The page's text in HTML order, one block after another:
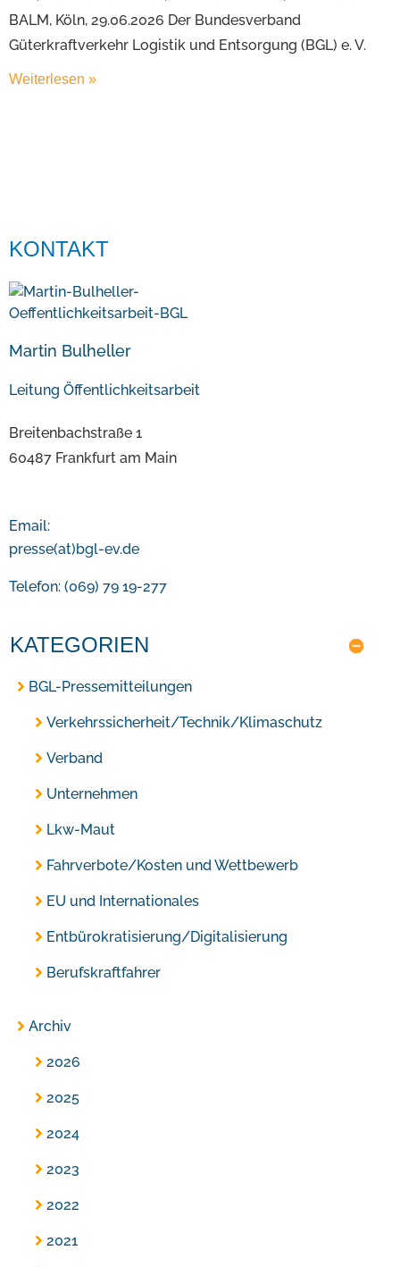
BALM, Köln, 29.06.2026 Der Bundesverband
Güterkraftverkehr Logistik und Entsorgung (BGL) e. V.
Weiterlesen »
KONTAKT
Martin Bulheller
Leitung Öffentlichkeitsarbeit
Breitenbachstraße 1
60487 Frankfurt am Main
Email:
presse(at)bgl-ev.de
Telefon: (069) 79 19-277
KATEGORIEN
BGL-Pressemitteilungen
Verkehrssicherheit/Technik/Klimaschutz
Verband
Unternehmen
Lkw-Maut
Fahrverbote/Kosten und Wettbewerb
EU und Internationales
Entbürokratisierung/Digitalisierung
Berufskraftfahrer
Archiv
2026
2025
2024
2023
2022
2021